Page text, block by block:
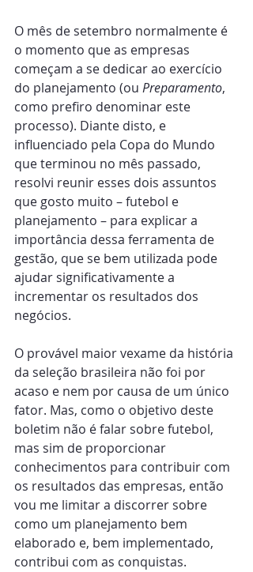
O mês de setembro normalmente é
o momento que as empresas
começam a se dedicar ao exercício
do planejamento (ou Preparamento,
como prefiro denominar este
processo). Diante disto, e
influenciado pela Copa do Mundo
que terminou no mês passado,
resolvi reunir esses dois assuntos
que gosto muito – futebol e
planejamento – para explicar a
importância dessa ferramenta de
gestão, que se bem utilizada pode
ajudar significativamente a
incrementar os resultados dos
negócios.
O provável maior vexame da história
da seleção brasileira não foi por
acaso e nem por causa de um único
fator. Mas, como o objetivo deste
boletim não é falar sobre futebol,
mas sim de proporcionar
conhecimentos para contribuir com
os resultados das empresas, então
vou me limitar a discorrer sobre
como um planejamento bem
elaborado e, bem implementado,
contribui com as conquistas.